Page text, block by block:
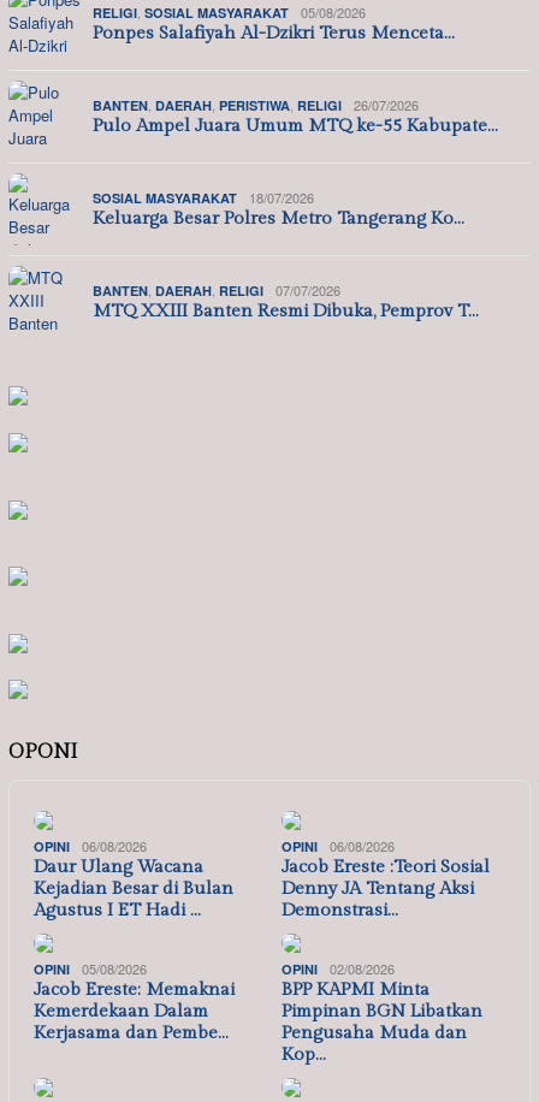
RELIGI SOSIAL MASYARAKAT 05/08/2026
Ponpes Salafiyah Al-Dzikri Terus Menceta…
BANTEN DAERAH PERISTIWA RELIGI 26/07/2026
Pulo Ampel Juara Umum MTQ ke-55 Kabupate…
SOSIAL MASYARAKAT 18/07/2026
Keluarga Besar Polres Metro Tangerang Ko…
BANTEN DAERAH RELIGI 07/07/2026
MTQ XXIII Banten Resmi Dibuka, Pemprov T…
OPONI
OPINI 06/08/2026
Daur Ulang Wacana
Kejadian Besar di Bulan
Agustus I ET Hadi …
OPINI 06/08/2026
Jacob Ereste :Teori Sosial
Denny JA Tentang Aksi
Demonstrasi…
OPINI 05/08/2026
Jacob Ereste: Memaknai
Kemerdekaan Dalam
Kerjasama dan Pembe…
OPINI 02/08/2026
BPP KAPMI Minta
Pimpinan BGN Libatkan
Pengusaha Muda dan
Kop…